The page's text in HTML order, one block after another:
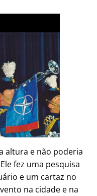
altura e não poderia
fez uma pesquisa
e um cartaz no
na cidade e na